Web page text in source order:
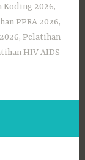
Koding 2026,
PPRA 2026,
Pelatihan
HIV AIDS